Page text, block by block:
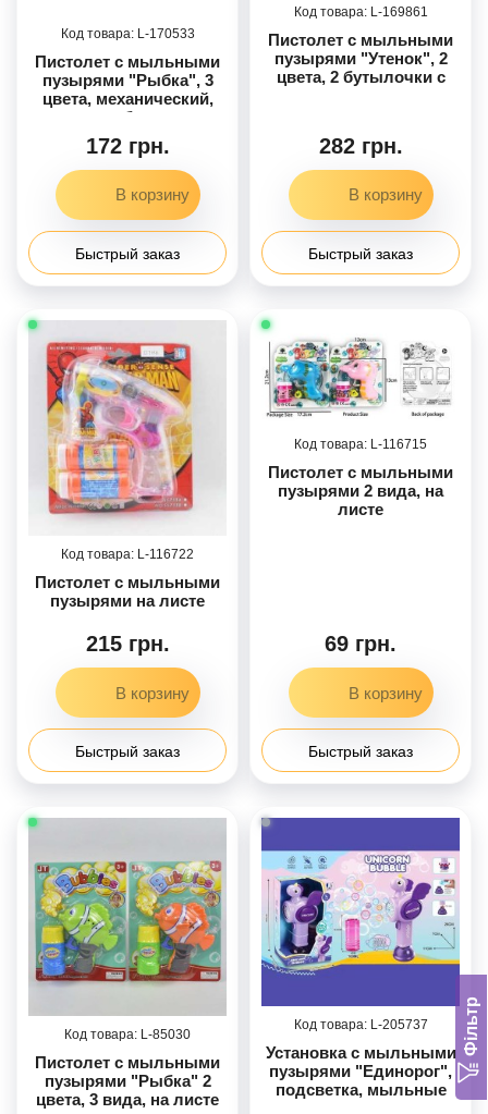
Фільтр
170533
Пистолет с мыльными
пузырями "Рыбка", 3
цвета, механический,
подсветка, бутылочка с
раствором, на листе
172 грн.
Быстрый заказ
169861
Пистолет с мыльными
пузырями "Утенок", 2
цвета, 2 бутылочки с
282 грн.
Быстрый заказ
116722
Пистолет с мыльными
пузырями на листе
215 грн.
Быстрый заказ
116715
Пистолет с мыльными
пузырями 2 вида, на
листе
69 грн.
Быстрый заказ
85030
Пистолет с мыльными
пузырями "Рыбка" 2
цвета, 3 вида, на листе
205737
Установка с мыльными
пузырями "Единорог",
подсветка, мыльные